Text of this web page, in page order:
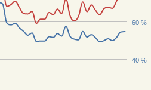
40 %
60 %